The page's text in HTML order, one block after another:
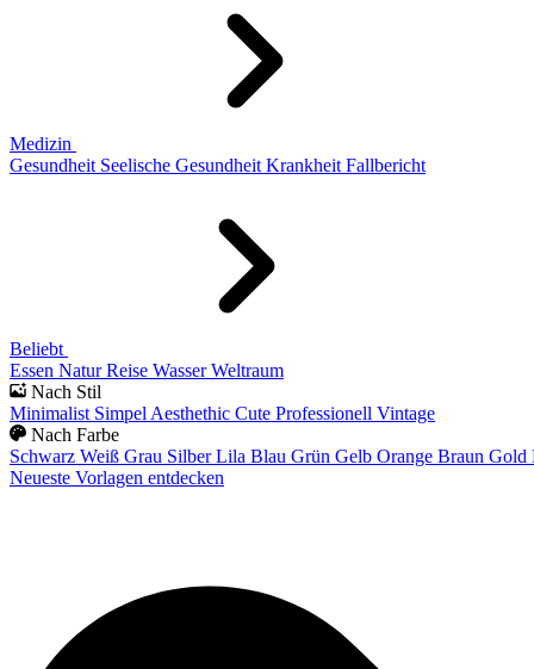
Medizin
Gesundheit Seelische Gesundheit Krankheit Fallbericht
Beliebt
Essen Natur Reise Wasser Weltraum
Nach Stil
Minimalist Simpel Aesthethic Cute Professionell Vintage
Nach Farbe
Schwarz Weiß Grau Silber Lila Blau Grün Gelb Orange Braun Gold
Neueste Vorlagen entdecken